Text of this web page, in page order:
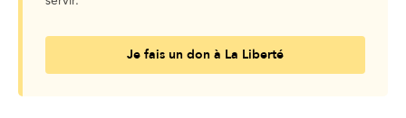
Je fais un don à La Liberté